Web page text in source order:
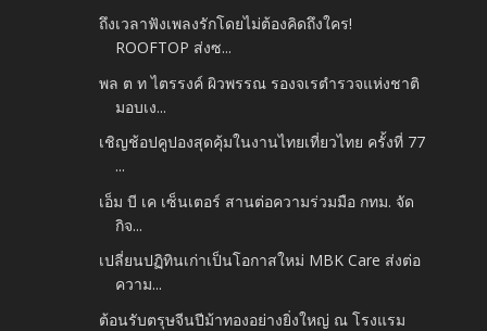
ถึงเวลาฟังเพลงรักโดยไม่ต้องคิดถึงใคร!
ROOFTOP ส่งซ...
พล ต ท ไตรรงค์ ผิวพรรณ รองจเรตำรวจแห่งชาติ
มอบเง...
เชิญช้อปคูปองสุดคุ้มในงานไทยเที่ยวไทย ครั้งที่ 77
...
เอ็ม บี เค เซ็นเตอร์ สานต่อความร่วมมือ กทม. จัด
กิจ...
เปลี่ยนปฏิทินเก่าเป็นโอกาสใหม่ MBK Care ส่งต่อ
ความ...
ต้อนรับตรุษจีนปีม้าทองอย่างยิ่งใหญ่ ณ โรงแรม